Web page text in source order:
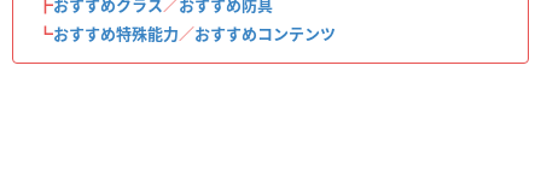
┣おすすめクラス／おすすめ防具
┗おすすめ特殊能力／おすすめコンテンツ